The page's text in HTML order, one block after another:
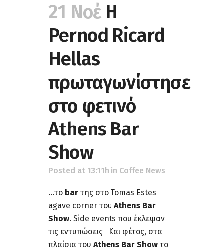
21 Νοέ Η
Pernod Ricard
Hellas
πρωταγωνίστησε
στο φετινό
Athens Bar
Show
Posted at 13:11h in Coffee News
...το bar της στο Tomas Estes
agave corner του Athens Bar
Show. Side events που έκλεψαν
τις εντυπώσεις Και φέτος, στα
πλαίσια του Athens Bar Show το